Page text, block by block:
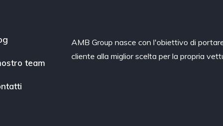
team
AMB Group nasce con l'obiettivo di
cliente alla miglior scelta per la propria